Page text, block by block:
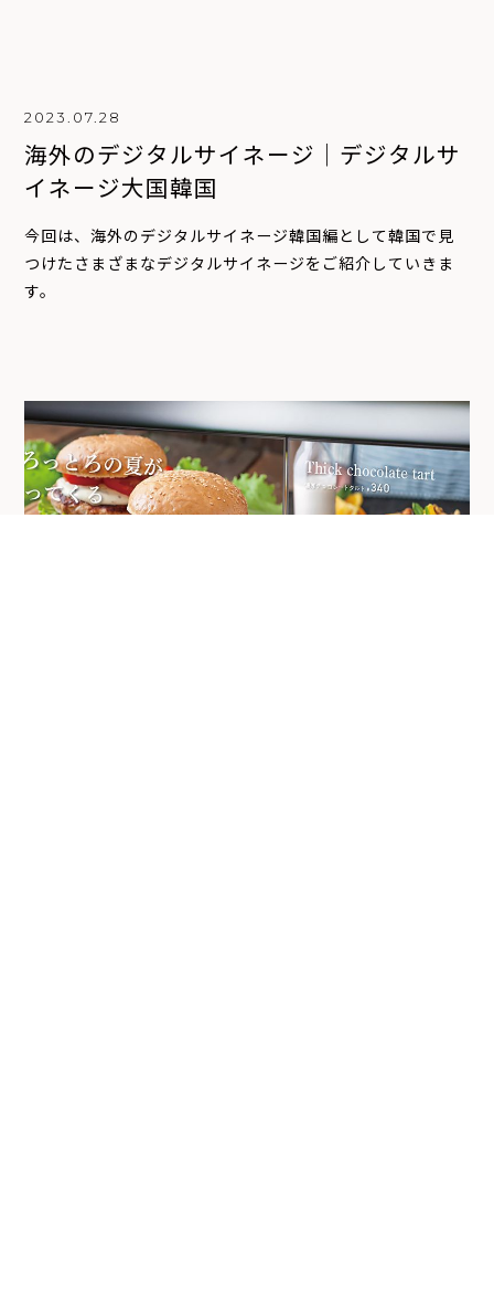
2023.07.28
海外のデジタルサイネージ｜デジタルサ
イネージ大国韓国
今回は、海外のデジタルサイネージ韓国編として韓国で見
つけたさまざまなデジタルサイネージをご紹介していきま
す。